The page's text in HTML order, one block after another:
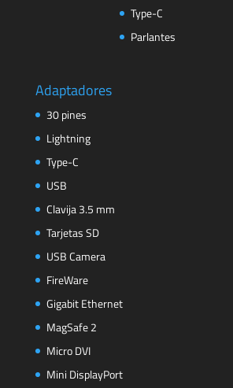
Type-C
Parlantes
Adaptadores
30 pines
Lightning
Type-C
USB
Clavija 3.5 mm
Tarjetas SD
USB Camera
FireWare
Gigabit Ethernet
MagSafe 2
Micro DVI
Mini DisplayPort